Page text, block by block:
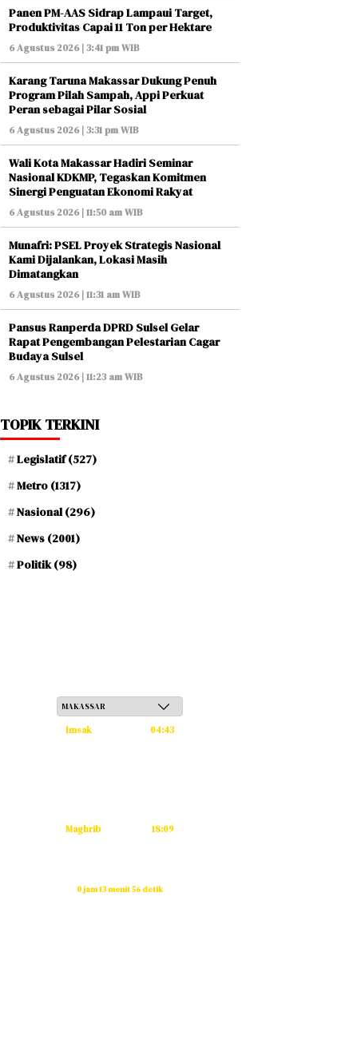
Panen PM-AAS Sidrap Lampaui Target,
Produktivitas Capai 11 Ton per Hektare
6 Agustus 2026 | 3:41 pm WIB
Karang Taruna Makassar Dukung Penuh
Program Pilah Sampah, Appi Perkuat
Peran sebagai Pilar Sosial
6 Agustus 2026 | 3:31 pm WIB
Wali Kota Makassar Hadiri Seminar
Nasional KDKMP, Tegaskan Komitmen
Sinergi Penguatan Ekonomi Rakyat
6 Agustus 2026 | 11:50 am WIB
Munafri: PSEL Proyek Strategis Nasional
Kami Dijalankan, Lokasi Masih
Dimatangkan
6 Agustus 2026 | 11:31 am WIB
Pansus Ranperda DPRD Sulsel Gelar
Rapat Pengembangan Pelestarian Cagar
Budaya Sulsel
6 Agustus 2026 | 11:23 am WIB
TOPIK TERKINI
Legislatif(527)
Metro (1317)
Nasional(296)
News (2001)
Politik(98)
Imsak 04:43
Maghrib 18:09
0 jam 13 menit 56 detik